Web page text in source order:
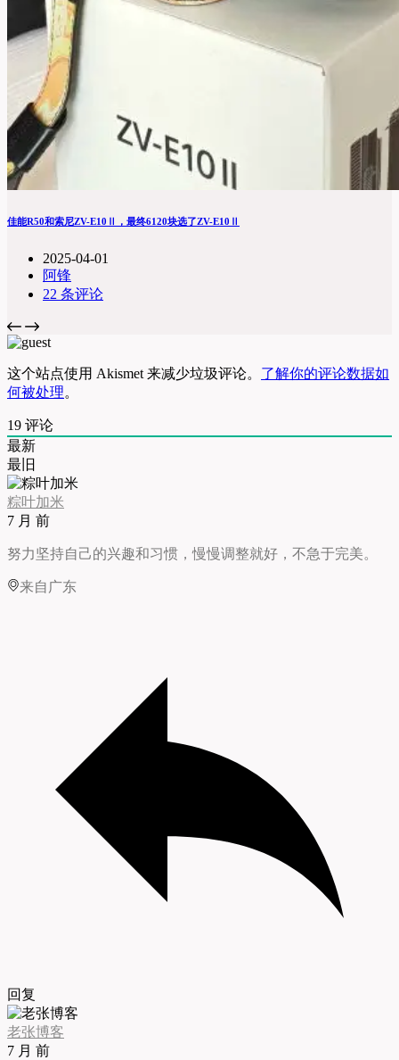
佳能R50和索尼ZV-E10Ⅱ，最终6120块选了ZV-E10Ⅱ
2025-04-01
阿锋
22 条评论
这个站点使用 Akismet 来减少垃圾评论。 了解你的评论数据如
何被处理。
19 评论
最新
最旧
粽叶加米
7 月 前
努力坚持自己的兴趣和习惯，慢慢调整就好，不急于完美。
来自广东
回复
老张博客
7 月 前